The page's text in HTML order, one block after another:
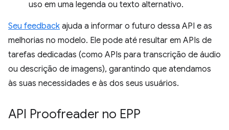
uso em uma legenda ou texto alternativo.
Seu feedback ajuda a informar o futuro dessa API e as
melhorias no modelo. Ele pode até resultar em APIs de
tarefas dedicadas (como APIs para transcrição de áudio
ou descrição de imagens), garantindo que atendamos
às suas necessidades e às dos seus usuários.
API Proofreader no EPP